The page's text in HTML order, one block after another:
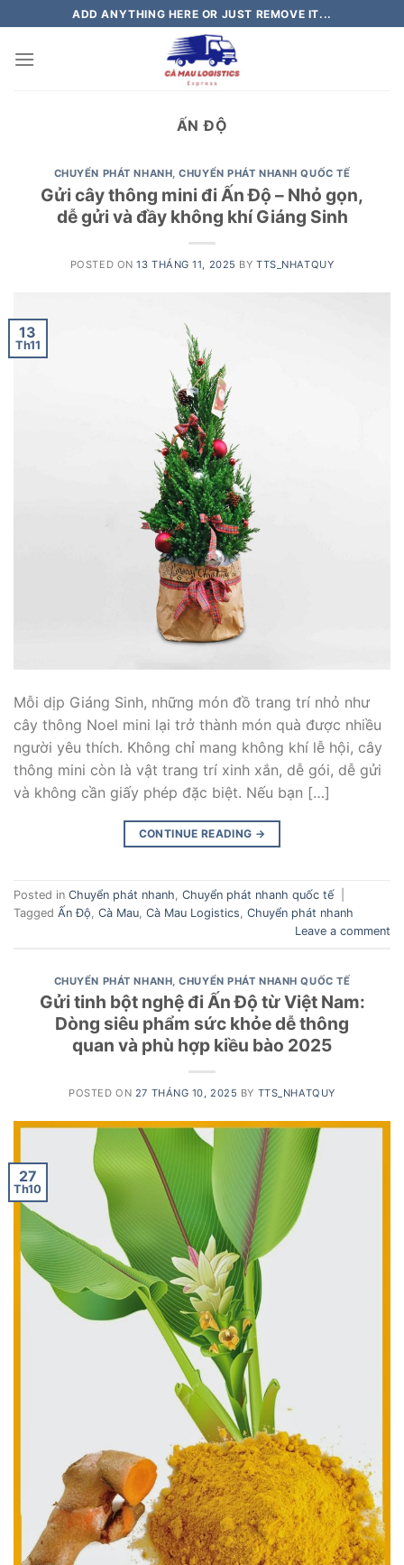
to
content
ADD ANYTHING HERE OR JUST REMOVE IT...
ẤN ĐỘ
CHUYỂN PHÁT NHANH,CHUYỂN PHÁT NHANH QUỐC TẾ
Gửi cây thông mini đi Ấn Độ – Nhỏ gọn,
dễ gửi và đầy không khí Giáng Sinh
POSTED ON13 THÁNG 11, 2025 BYTTS_NHATQUY
13
Th11
Mỗi dịp Giáng Sinh, những món đồ trang trí nhỏ như
cây thông Noel mini lại trở thành món quà được nhiều
người yêu thích. Không chỉ mang không khí lễ hội, cây
thông mini còn là vật trang trí xinh xắn, dễ gói, dễ gửi
và không cần giấy phép đặc biệt. Nếu bạn […]
CONTINUE READING →
Posted in Chuyển phát nhanh Chuyển phát nhanh quốc tế
Tagged Ấn Độ Cà Mau Cà Mau Logistics Chuyển phát nhanh
Leave a comment
CHUYỂN PHÁT NHANH ,CHUYỂN PHÁT NHANH QUỐC TẾ
Gửi tinh bột nghệ đi Ấn Độ từ Việt Nam:
Dòng siêu phẩm sức khỏe dễ thông
quan và phù hợp kiều bào 2025
POSTED ON 27 THÁNG 10, 2025 BY TTS_NHATQUY
27
Th10